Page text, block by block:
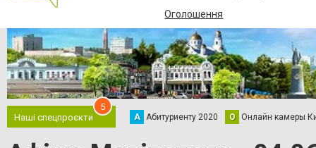
Оголошення
Наші спецпроєкти
5
А Абитуриенту 2020 О Онлайн камеры